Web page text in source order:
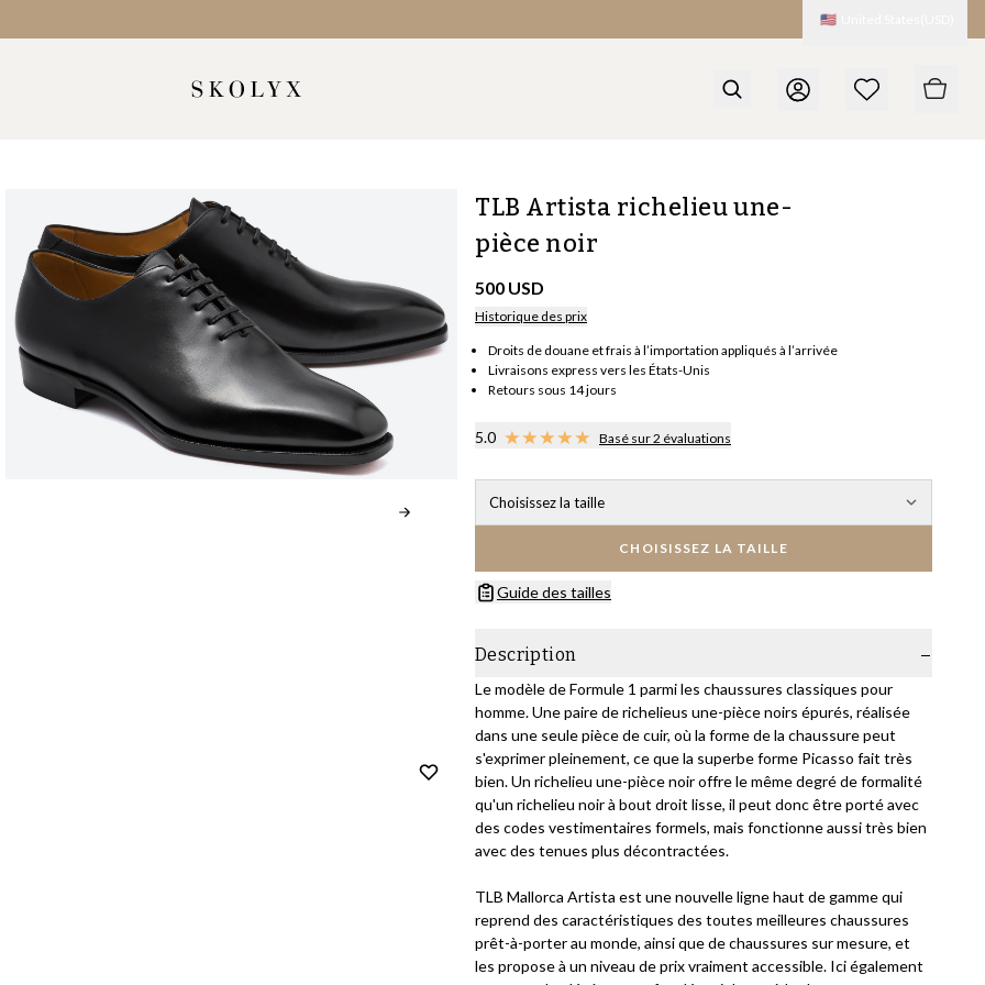
🇺🇸
TLB Artista richelieu une-
pièce noir
500 USD
Historique des prix
Droits de douane et frais à l’importation appliqués à l’arrivée
Livraisons express vers les États-Unis
Retours sous 14 jours
5.0 Basé sur 2 évaluations
Choisissez la taille
CHOISISSEZ LA TAILLE
Guide des tailles
Description
Le modèle de Formule 1 parmi les chaussures classiques pour
homme. Une paire de richelieus une-pièce noirs épurés, réalisée
dans une seule pièce de cuir, où la forme de la chaussure peut
s'exprimer pleinement, ce que la superbe forme Picasso fait très
bien. Un richelieu une-pièce noir offre le même degré de formalité
qu'un richelieu noir à bout droit lisse, il peut donc être porté avec
des codes vestimentaires formels, mais fonctionne aussi très bien
avec des tenues plus décontractées.
TLB Mallorca Artista est une nouvelle ligne haut de gamme qui
reprend des caractéristiques des toutes meilleures chaussures
prêt-à-porter au monde, ainsi que de chaussures sur mesure, et
les propose à un niveau de prix vraiment accessible. Ici également